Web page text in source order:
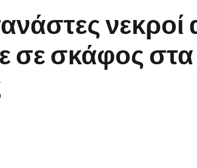
σε σκάφος στα